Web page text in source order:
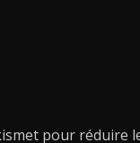
pour réduire